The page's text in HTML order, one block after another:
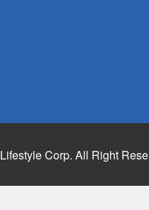
Corp. All Right